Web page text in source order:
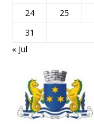
24
25
31
« Jul